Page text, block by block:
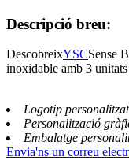
Descripció breu:
DescobreixYSCSense
inoxidable amb 3
Logotip
Personalització
Embalatge
Envia'ns un correu